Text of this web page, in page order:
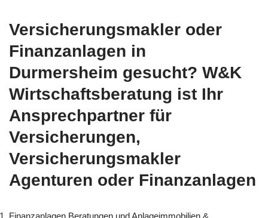
Versicherungsmakler oder
Finanzanlagen in
Durmersheim gesucht? W&K
Wirtschaftsberatung ist Ihr
Ansprechpartner für
Versicherungen,
Versicherungsmakler
Agenturen oder Finanzanlagen
Finanzanlagen Beratungen und Anlageimmobilien &